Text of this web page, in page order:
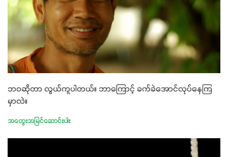
ဘဝဆိုတာ လွယ်ကူပါတယ်။ ဘာကြောင့် ခက်ခဲအောင်လုပ်နေကြ
မှာလဲ။
အတွေးအမြင်ဆောင်းပါး